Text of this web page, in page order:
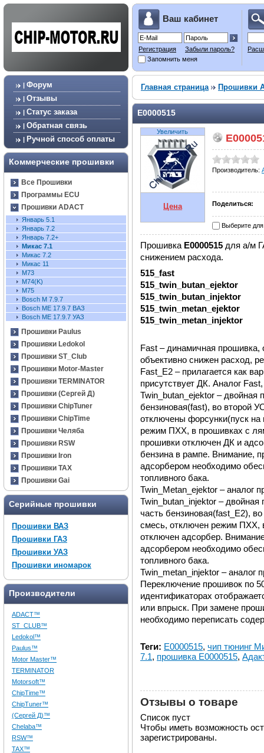
Ваш кабинет
Регистрация
Забыли пароль?
Запомнить меня
| Форум
| Отзывы
| Статус заказа
| Обратная связь
| Ручной способ оплаты
Коммерческие прошивки
Все Прошивки
Программы ECU
Прошивки ADACT
Январь 5.1
Январь 7.2
Январь 7.2+
Микас 7.1
Микас 7.2
Микас 11
М73
М74(K)
М75
Bosch M 7.9.7
Bosch ME 17.9.7 ВАЗ
Bosch ME 17.9.7 УАЗ
Прошивки Paulus
Прошивки Ledokol
Прошивки ST_Club
Прошивки Motor-Master
Прошивки TERMINATOR
Прошивки (Сергей Д)
Прошивки ChipTuner
Прошивки ChipTime
Прошивки Челяба
Прошивки RSW
Прошивки Iron
Прошивки TAX
Прошивки Gai
Серийные прошивки
Прошивки ВАЗ
Прошивки ГАЗ
Прошивки УАЗ
Прошивки иномарок
Производители
ADACT™
ST_CLUB™
Ledokol™
Paulus™
Motor Master™
TERMINATOR
Motorsoft™
ChipTime™
ChipTuner™
(Сергей Д)™
Chelaba™
RSW™
TAX™
Главная страница Прошивки
E0000515
Увеличить
Цена
Производитель:
Поделиться:
Выберите
Прошивка E0000515 для а/м
снижением расхода.
515_fast
515_twin_butan_ejektor
515_twin_butan_injektor
515_twin_metan_ejektor
515_twin_metan_injektor
Fast – динамичная
объективно снижен расход,
Fast_E2 – прилагается как
присутствует ДК. Аналог
Twin_butan_ejektor – двойная
бензиновая(fast), во второй
отключены форсунки(пуск на
режим ПХХ, в прошивках с
прошивки отключен ДК и
бензина в рампе. Внимание,
адсорбером необходимо
топливного бака.
Twin_Metan_ejektor – аналог
Twin_butan_injektor –
часть бензиновая(fast_E2),
смесь, отключен режим ПХХ,
отключен адсорбер.
адсорбером необходимо
топливного бака.
Twin_metan_injektor –
Переключение прошивок по
идентификаторах
или впрыск. При замене
необходимо переписать
Теги: E0000515, чип тюнинг
7.1, прошивка E0000515,
Отзывы о товаре
Список пуст
Чтобы иметь возможность
зарегистрированы.